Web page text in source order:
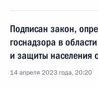
Подписан закон,
госнадзора в
и защиты населения
14 апреля 2023 года, 20:20